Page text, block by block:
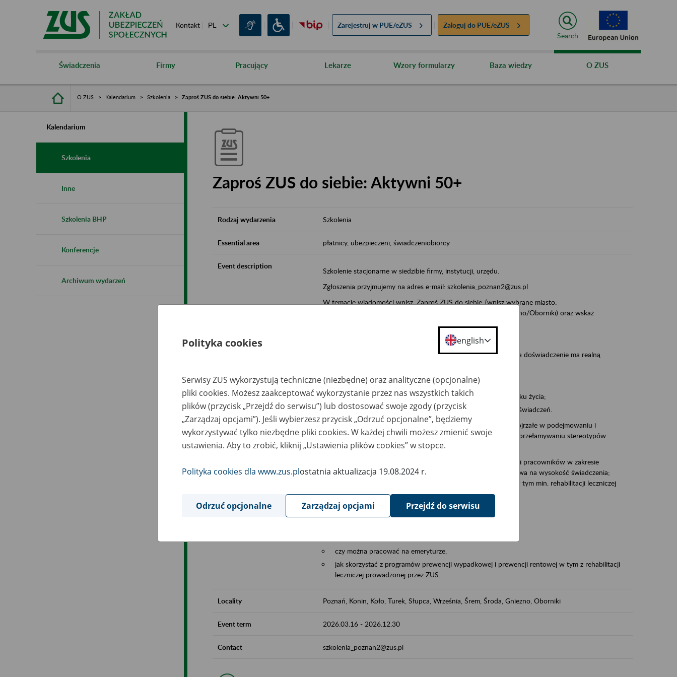
Kontakt Zarejestruj w PUE/eZUS Zaloguj do PUE/eZUS
Search
Świadczenia Firmy Pracujący Lekarze Wzory formularzy Baza wiedzy O ZUS
O ZUS Kalendarium Szkolenia Zaproś ZUS do siebie: Aktywni 50+
Kalendarium
Szkolenia
Inne
Szkolenia BHP
Konferencje
Archiwum wydarzeń
Zaproś ZUS do siebie: Aktywni 50+
Rodzaj wydarzenia Szkolenia
Essential area płatnicy, ubezpieczeni, świadczeniobiorcy
Event description
Szkolenie stacjonarne w siedzibie firmy, instytucji, urzędu.
Zgłoszenia przyjmujemy na adres e-mail: szkolenia_poznan2@zus.pl
W temacie wiadomości wpisz: Zaproś ZUS do siebie_(wpisz wybrane miasto:
Poznań/Konin/Koło/Turek/Słupca/Września/Śrem/Środa/Gniezno/Oborniki) oraz wskaż
Aktywni 50+ to inicjatywa, która pokazuje, że wiek jest atutem, a doświadczenie ma realną
Program ten to:
promocja aktywności zawodowej osób po pięćdziesiątym roku życia;
zachęcanie do świadomego planowania kariery i przyszłych świadczeń.
ZUS przez działania informacyjne i edukacyjne wspiera osoby dojrzałe w podejmowaniu i
kontynuowaniu aktywności zawodowej, dbaniu o zdrowie oraz przełamywaniu stereotypów
związanych z wiekiem.
Aktywni 50+ to współpraca ZUS z organizacjami pracodawców i pracowników w zakresie
edukowania nt. systemu emerytalnego w Polsce – tego co wpływa na wysokość świadczenia;
działań z obszaru prewencji wypadkowej i prewencji rentowej w tym min. rehabilitacji leczniczej
realizowanej przez ZUS.
W ramach inicjatywy Aktywni 50+, ZUS edukuje:
czy można pracować na emeryturze,
jak skorzystać z programów prewencji wypadkowej i prewencji rentowej w tym z rehabilitacji
leczniczej prowadzonej przez ZUS.
Locality Poznań, Konin, Koło, Turek, Słupca, Września, Śrem, Środa, Gniezno, Oborniki
Event term 2026.03.16 - 2026.12.30
Contact szkolenia_poznan2@zus.pl
Polityka cookies english
Serwisy ZUS wykorzystują techniczne (niezbędne) oraz analityczne (opcjonalne)
pliki cookies. Możesz zaakceptować wykorzystanie przez nas wszystkich takich
plików (przycisk „Przejdź do serwisu”) lub dostosować swoje zgody (przycisk
„Zarządzaj opcjami”). Jeśli wybierzesz przycisk „Odrzuć opcjonalne”, będziemy
wykorzystywać tylko niezbędne pliki cookies. W każdej chwili możesz zmienić swoje
ustawienia. Aby to zrobić, kliknij „Ustawienia plików cookies” w stopce.
Polityka cookies dla www.zus.plostatnia aktualizacja 19.08.2024 r.
Odrzuć opcjonalne Zarządzaj opcjami Przejdź do serwisu